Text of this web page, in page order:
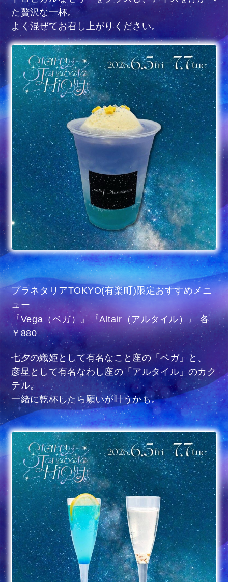
た贅沢な一杯。​
よく混ぜてお召し上がりください。​
プラネタリアTOKYO(有楽町)限定おすすめメニ
ュー
『Vega（ベガ）』『Altair（アルタイル）』 各
￥880
七夕の織姫として有名なこと座の「ベガ」と、
彦星として有名なわし座の「アルタイル」のカク
テル。
一緒に乾杯したら願いが叶うかも。